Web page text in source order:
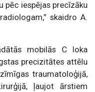
pēc iespējas precīzāku
skaidro A.
mobilās C loka
precizitātes attēlu
traumatoloģijā,
ļaujot ārstiem